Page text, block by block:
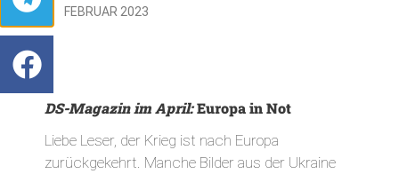
14. FEBRUAR 2023
DS-Magazin im April:Europa in Not
Liebe Leser, der Krieg ist nach Europa
zurückgekehrt. Manche Bilder aus der Ukraine